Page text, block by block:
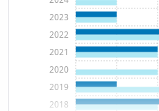
2018
2019
2020
2021
2022
2023